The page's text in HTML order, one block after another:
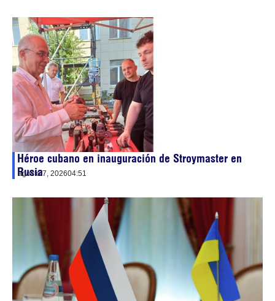
Héroe cubano en inauguración de Stroymaster en
Rusia
agosto 7, 202604:51